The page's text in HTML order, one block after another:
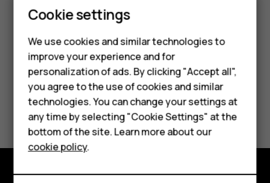
Smartphones
Feature phones
Phones for kids
Accessories
HMD Terra M
For business
Tablets
Выполните прокрутку до элемента
выберитеamилиpm.
Did you find this helpful?
Yes No
Cookie settings
We use cookies and similar technologies to
improve your experience and for
personalization of ads. By clicking "Accept all",
you agree to the use of cookies and similar
technologies. You can change your settings at
any time by selecting "Cookie Settings" at the
bottom of the site. Learn more about our
cookie policy.